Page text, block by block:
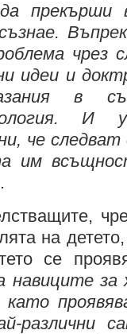
прекърши
чрез
идеи и
в
И
че
им
на
се
навиците за